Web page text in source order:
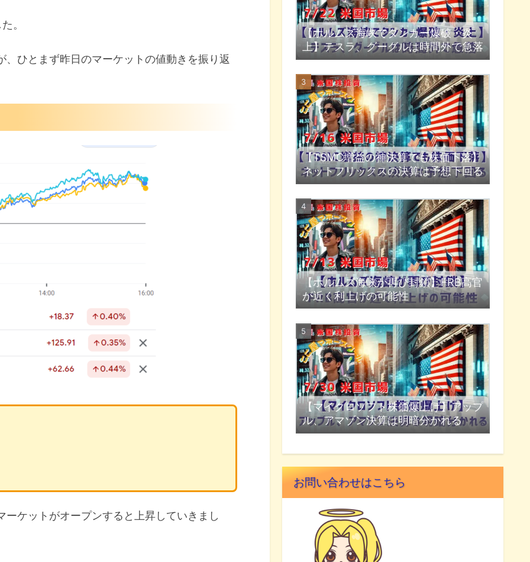
。
ひとまず昨日のマーケットの値動きを振り返
ケットがオープンすると上昇していきまし
【ホルムズ海峡でタンカー爆破・炎
上】テスラ、グーグルは時間外で急落
【TSMC増益の神決算でも株価下落】
ネットフリックスの決算は予想下回る
【ホルムズ海峡が再び封鎖】FRB高官
が近く利上げの可能性
【マイクロソフト株価爆上げ】アップ
ル、アマゾン決算は明暗分かれる
お問い合わせはこちら